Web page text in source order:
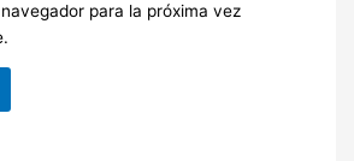
para la próxima vez